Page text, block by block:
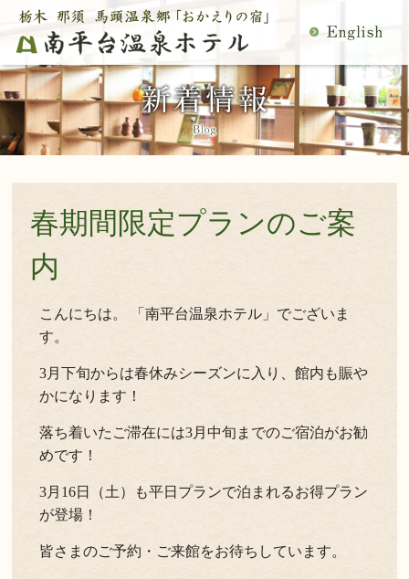
MENU
閉
じ
る
温泉
客室 館内施設
交通アクセス
当館の過ごし方
公式サイトからのご予約は5％OFF
宿泊プラン・ご予約
よくある質問 お問い合わせ
新着情報
春期間限定プランのご案
内
こんにちは。 「南平台温泉ホテル」でございま
す。
3月下旬からは春休みシーズンに入り、館内も賑や
かになります！
落ち着いたご滞在には3月中旬までのご宿泊がお勧
めです！
3月16日（土）も平日プランで泊まれるお得プラン
が登場！
皆さまのご予約・ご来館をお待ちしています。
空室検索
ご予約内容確認・変更